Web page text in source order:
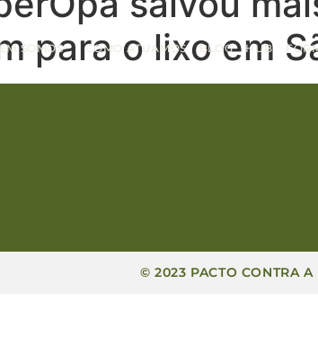
SOMOS COMO ATUAMOS BLOG HUB
para o lixo em
© 2023 PACTO CONTRA A